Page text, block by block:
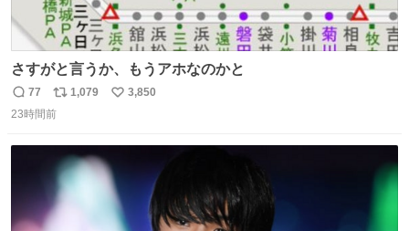
さすがと言うか、もうアホなのかと
返
信
77
リ
ポ
ト
数
1,079
い
3,850
23時間前